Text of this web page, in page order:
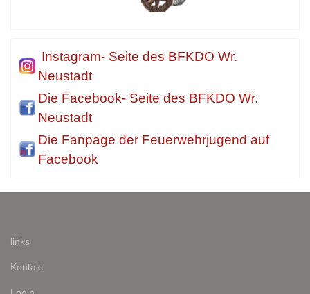
Instagram- Seite des BFKDO Wr.
Neustadt
Die Facebook- Seite des BFKDO Wr.
Neustadt
Die Fanpage der Feuerwehrjugend auf
Facebook
links
Kontakt